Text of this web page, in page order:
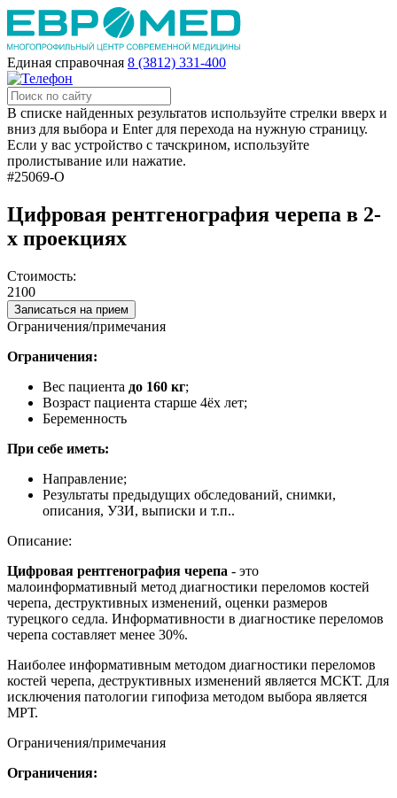
Единая справочная 8 (3812) 331-400
В списке найденных результатов используйте стрелки вверх и
вниз для выбора и Enter для перехода на нужную страницу.
Если у вас устройство с тачскрином, используйте
пролистывание или нажатие.
#25069-О
Цифровая рентгенография черепа в 2-
х проекциях
Стоимость:
2100
Записаться на прием
Ограничения/примечания
Ограничения:
Вес пациента до 160 кг;
Возраст пациента старше 4ёх лет;
Беременность
При себе иметь:
Направление;
Результаты предыдущих обследований, снимки,
описания, УЗИ, выписки и т.п..
Описание:
Цифровая рентгенография черепа - это
малоинформативный метод диагностики переломов костей
черепа, деструктивных изменений, оценки размеров
турецкого седла. Информативности в диагностике переломов
черепа составляет менее 30%.
Наиболее информативным методом диагностики переломов
костей черепа, деструктивных изменений является МСКТ. Для
исключения патологии гипофиза методом выбора является
МРТ.
Ограничения/примечания
Ограничения: